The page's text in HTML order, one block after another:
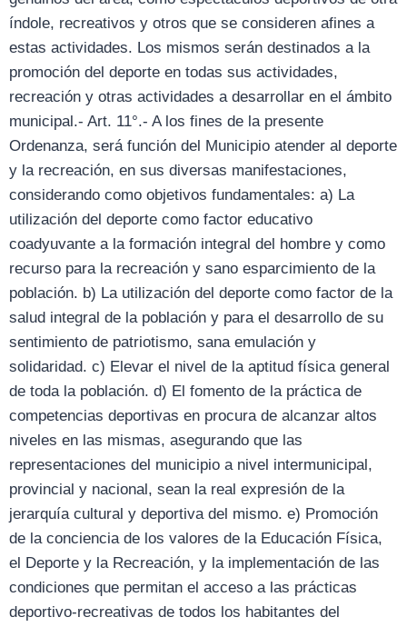
índole, recreativos y otros que se consideren afines a
estas actividades. Los mismos serán destinados a la
promoción del deporte en todas sus actividades,
recreación y otras actividades a desarrollar en el ámbito
municipal.- Art. 11°.- A los fines de la presente
Ordenanza, será función del Municipio atender al deporte
y la recreación, en sus diversas manifestaciones,
considerando como objetivos fundamentales: a) La
utilización del deporte como factor educativo
coadyuvante a la formación integral del hombre y como
recurso para la recreación y sano esparcimiento de la
población. b) La utilización del deporte como factor de la
salud integral de la población y para el desarrollo de su
sentimiento de patriotismo, sana emulación y
solidaridad. c) Elevar el nivel de la aptitud física general
de toda la población. d) El fomento de la práctica de
competencias deportivas en procura de alcanzar altos
niveles en las mismas, asegurando que las
representaciones del municipio a nivel intermunicipal,
provincial y nacional, sean la real expresión de la
jerarquía cultural y deportiva del mismo. e) Promoción
de la conciencia de los valores de la Educación Física,
el Deporte y la Recreación, y la implementación de las
condiciones que permitan el acceso a las prácticas
deportivo-recreativas de todos los habitantes del